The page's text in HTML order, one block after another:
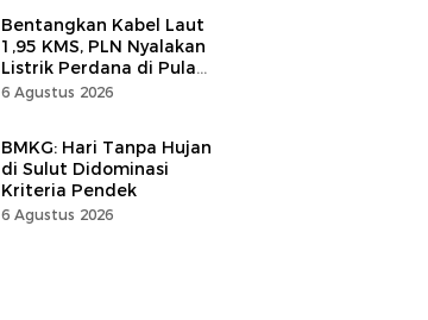
Bentangkan Kabel Laut
1,95 KMS, PLN Nyalakan
Listrik Perdana di Pulau
Dudepo, Desa Berlistrik
6 Agustus 2026
BMKG: Hari Tanpa Hujan
di Sulut Didominasi
Kriteria Pendek
6 Agustus 2026